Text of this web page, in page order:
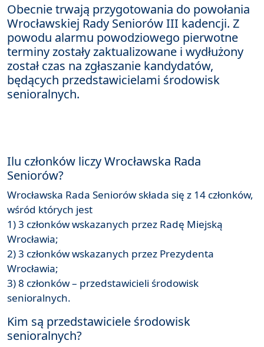
Obecnie trwają przygotowania do powołania
Wrocławskiej Rady Seniorów III kadencji. Z
powodu alarmu powodziowego pierwotne
terminy zostały zaktualizowane i wydłużony
został czas na zgłaszanie kandydatów,
będących przedstawicielami środowisk
senioralnych.
Ilu członków liczy Wrocławska Rada
Seniorów?
Wrocławska Rada Seniorów składa się z 14 członków,
wśród których jest
1) 3 członków wskazanych przez Radę Miejską
Wrocławia;
2) 3 członków wskazanych przez Prezydenta
Wrocławia;
3) 8 członków – przedstawicieli środowisk
senioralnych.
Kim są przedstawiciele środowisk
senioralnych?